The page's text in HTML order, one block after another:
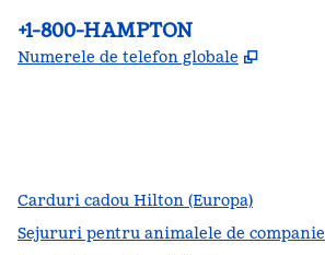
Telefon:
+1-800-HAMPTON
Numerele de telefon globale ,
Carduri cadou Hilton (Europa)
Sejururi pentru animalele de companie